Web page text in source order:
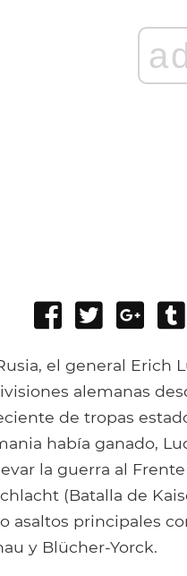
Share
Facebook
Tweet
Share
el general
alemanas
de tropas
había ganado,
la guerra al
(Batalla de
asaltos principales
y Blücher-Yorck.